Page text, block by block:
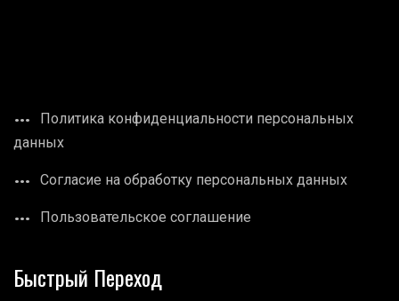
Политика конфиденциальности персональных
данных
Согласие на обработку персональных данных
Пользовательское соглашение
Быстрый Переход